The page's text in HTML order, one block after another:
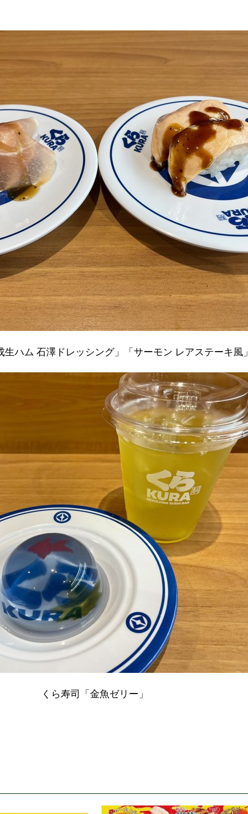
生ハム 石澤ドレッシング」「サーモン レアステーキ風」
くら寿司「金魚ゼリー」